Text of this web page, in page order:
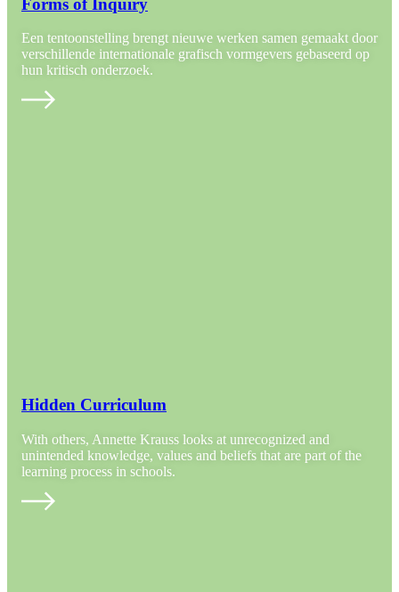
Forms of Inquiry
Een tentoonstelling brengt nieuwe werken samen gemaakt door
verschillende internationale grafisch vormgevers gebaseerd op
hun kritisch onderzoek.
Hidden Curriculum
With others, Annette Krauss looks at unrecognized and
unintended knowledge, values and beliefs that are part of the
learning process in schools.